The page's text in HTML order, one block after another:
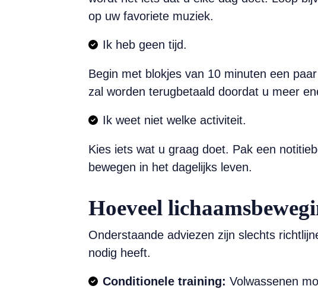
op uw favoriete muziek.
Ik heb geen tijd.
Begin met blokjes van 10 minuten een
zal worden terugbetaald doordat u meer
Ik weet niet welke activiteit.
Kies iets wat u graag doet. Pak een
bewegen in het dagelijks leven.
Hoeveel
Onderstaande adviezen zijn slechts
nodig heeft.
Conditionele training: Volwassenen